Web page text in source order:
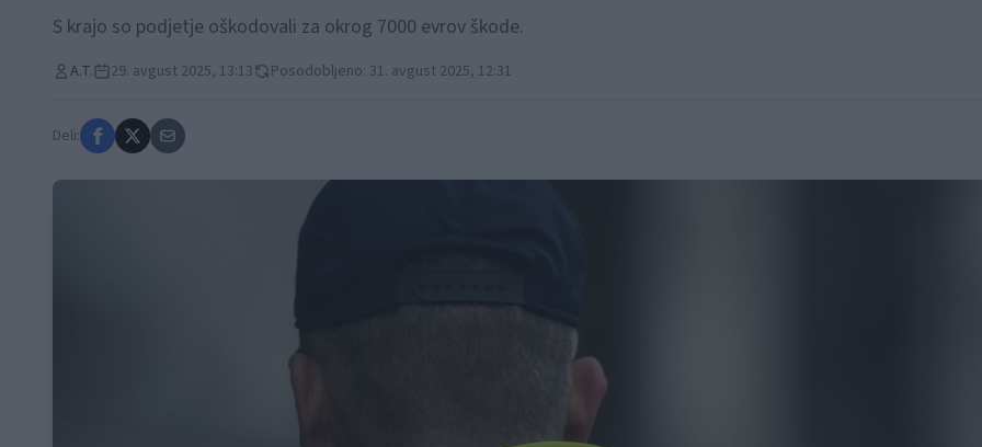
S krajo so podjetje oškodovali za okrog 7000 evrov škode.
A.T. 29. avgust 2025, 13:13 Posodobljeno: 31. avgust 2025, 12:31
Deli: